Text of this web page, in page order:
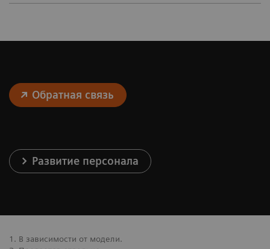
Обратная связь
Развитие персонала
1. В зависимости от модели.